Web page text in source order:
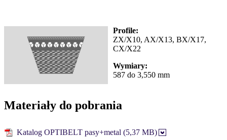
Profile:
ZX/X10, AX/X13, BX/X17,
CX/X22
Wymiary:
587 do 3,550 mm
Materiały do pobrania
Katalog OPTIBELT pasy+metal (5,37 MB)